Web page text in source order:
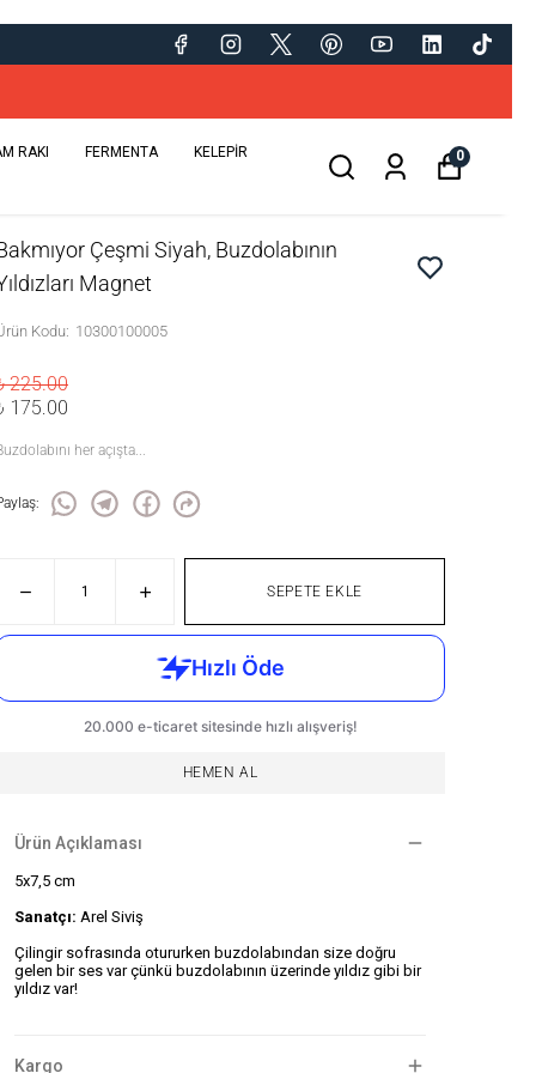
RAKI FERMENTA KELEPİR 0
Çeşmi Siyah, Buzdolabının
Magnet
Kodu: 10300100005
225.00
175.00
her açışta...
:
SEPETE EKLE
HEMEN AL
Ürün Açıklaması
5x7,5 cm
Sanatçı: Arel Siviş
Çilingir sofrasında otururken buzdolabından size doğru
gelen bir ses var çünkü buzdolabının üzerinde yıldız gibi bir
yıldız var!
Kargo